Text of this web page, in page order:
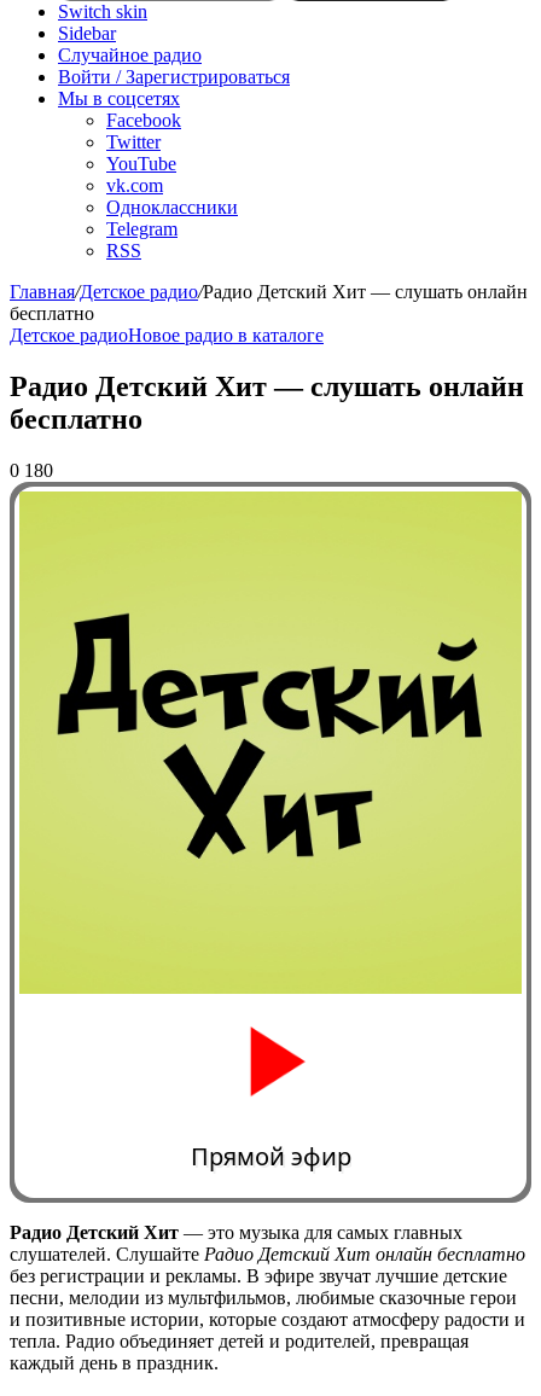
Switch skin
Sidebar
Случайное радио
Войти / Зарегистрироваться
Мы в соцсетях
Facebook
Twitter
YouTube
vk.com
Одноклассники
Telegram
RSS
Главная/Детское радио/Радио Детский Хит — слушать онлайн
бесплатно
Детское радиоНовое радио в каталоге
Радио Детский Хит — слушать онлайн
бесплатно
0 180
0:00
Прямой эфир
Радио Детский Хит — это музыка для самых главных
слушателей. Слушайте Радио Детский Хит онлайн бесплатно
без регистрации и рекламы. В эфире звучат лучшие детские
песни, мелодии из мультфильмов, любимые сказочные герои
и позитивные истории, которые создают атмосферу радости и
тепла. Радио объединяет детей и родителей, превращая
каждый день в праздник.